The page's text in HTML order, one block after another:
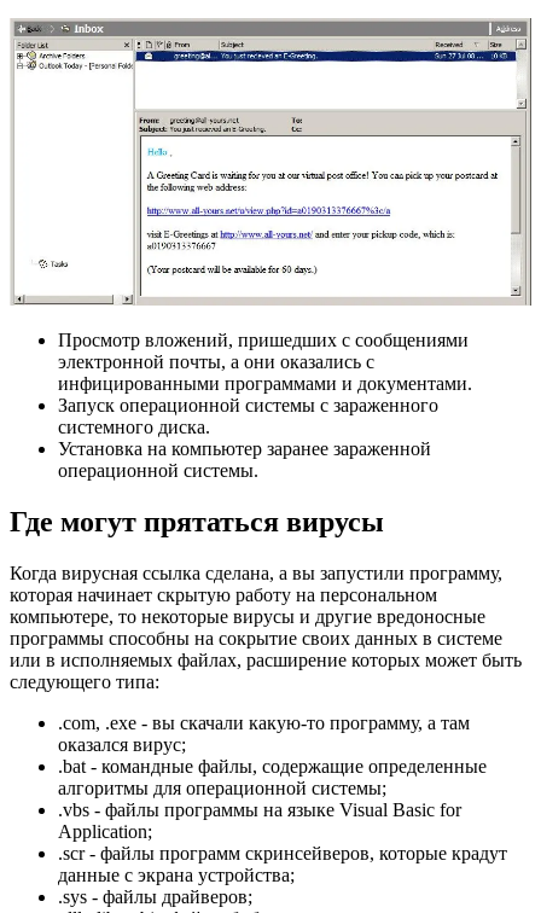
Просмотр вложений, пришедших с сообщениями
электронной почты, а они оказались с
инфицированными программами и документами.
Запуск операционной системы с зараженного
системного диска.
Установка на компьютер заранее зараженной
операционной системы.
Где могут прятаться вирусы
Когда вирусная ссылка сделана, а вы запустили программу,
которая начинает скрытую работу на персональном
компьютере, то некоторые вирусы и другие вредоносные
программы способны на сокрытие своих данных в системе
или в исполняемых файлах, расширение которых может быть
следующего типа:
.com, .exe - вы скачали какую-то программу, а там
оказался вирус;
.bat - командные файлы, содержащие определенные
алгоритмы для операционной системы;
.vbs - файлы программы на языке Visual Basic for
Application;
.scr - файлы программ скринсейверов, которые крадут
данные с экрана устройства;
.sys - файлы драйверов;